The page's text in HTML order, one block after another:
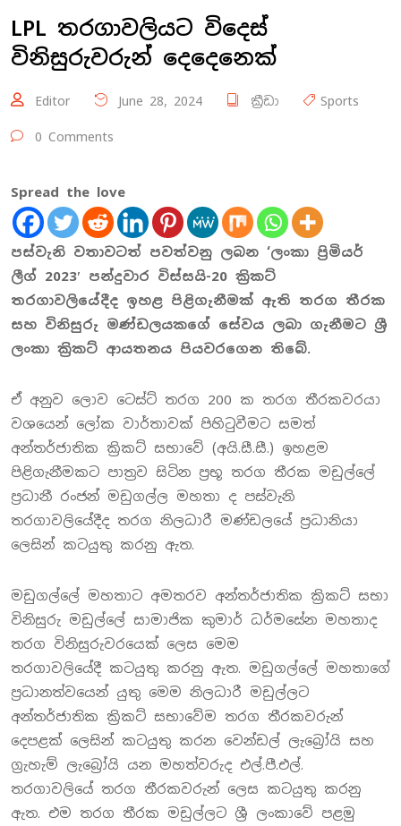
LPL තරගාවලියට විදෙස්
විනිසුරුවරුන් දෙදෙනෙක්
Editor June 28, 2024 ක්‍රීඩා Sports
0 Comments
Spread the love
පස්වැනි වතාවටත් පවත්වනු ලබන ‘ලංකා ප්‍රිමියර්
ලීග් 2023′ පන්දුවාර විස්සයි-20 ක්‍රිකට්
තරගාවලියේදීද ඉහළ පිළිගැනීමක් ඇති තරග තීරක
සහ විනිසුරු මණ්ඩලයකගේ සේවය ලබා ගැනීමට ශ්‍රී
ලංකා ක්‍රිකට් ආයතනය පියවරගෙන තිබේ.
ඒ අනුව ලොව ටෙස්ට් තරග 200 ක තරග තීරකවරයා
වශයෙන් ලෝක වාර්තාවක් පිහිටුවීමට සමත්
අන්තර්ජාතික ක්‍රිකට් සභාවේ (අයි.සී.සී.) ඉහළම
පිළිගැනීමකට පාත්‍රව සිටින ප්‍රභූ තරග තීරක මඩුල්ලේ
ප්‍රධානී රංජන් මඩුගල්ල මහතා ද පස්වැනි
තරගාවලියේදීද තරග නිලධාරී මණ්ඩලයේ ප්‍රධානියා
ලෙසින් කටයුතු කරනු ඇත.
මඩුගල්ලේ මහතාට අමතරව අන්තර්ජාතික ක්‍රිකට් සභා
විනිසුරු මඩුල්ලේ සාමාජික කුමාර් ධර්මසේන මහතාද
තරග විනිසුරුවරයෙක් ලෙස මෙම
තරගාවලියේදී කටයුතු කරනු ඇත. මඩුගල්ලේ මහතාගේ
ප්‍රධානත්වයෙන් යුතු මෙම නිලධාරී මඩුල්ලට
අන්තර්ජාතික ක්‍රිකට් සභාවේම තරග තීරකවරුන්
දෙපළක් ලෙසින් කටයුතු කරන වෙන්ඩල් ලැබ්‍රෝයි සහ
ග්‍රැහැම් ලැබ්‍රෝයි යන මහත්වරුද එල්.පී.එල්.
තරගාවලියේ තරග තීරකවරුන් ලෙස කටයුතු කරනු
ඇත. එම තරග තීරක මඩුල්ලට ශ්‍රී ලංකාවේ පළමු